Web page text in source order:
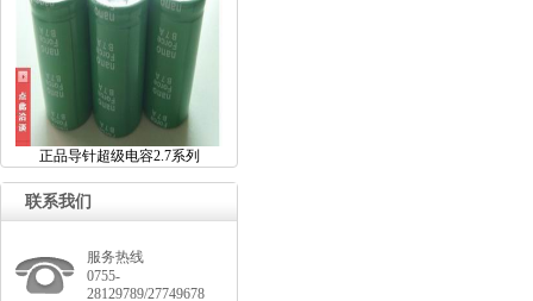
正品导针超级电容2.7系列
联系我们
服务热线
0755-
28129789/27749678